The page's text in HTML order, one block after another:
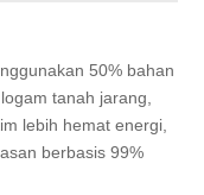
50% bahan
tanah jarang,
lebih hemat energi,
berbasis 99%